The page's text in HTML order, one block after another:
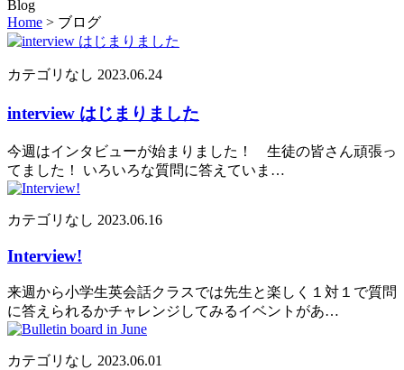
Blog
Home > ブログ
カテゴリなし 2023.06.24
interview はじまりました
今週はインタビューが始まりました！ 生徒の皆さん頑張っ
てました！ いろいろな質問に答えていま…
カテゴリなし 2023.06.16
Interview!
来週から小学生英会話クラスでは先生と楽しく１対１で質問
に答えられるかチャレンジしてみるイベントがあ…
カテゴリなし 2023.06.01